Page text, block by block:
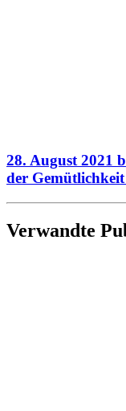
28. August 2021
der
Verwandte